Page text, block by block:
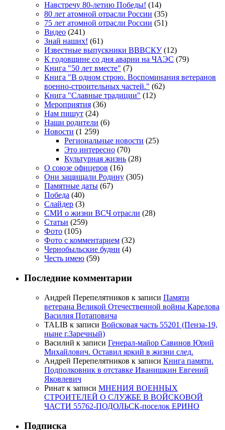
Навстречу 80-летию Победы! (14)
80 лет атомной отрасли России (35)
75 лет атомной отрасли России (51)
Видео (241)
Знай наших! (61)
Известные выпускники ВВВСКУ(12)
К годовщине со дня аварии на ЧАЭС (79)
Книга "50 лет вместе" (7)
Книга "В одном строю. Воспоминания ветеранов
военно-строительных частей." (62)
Книга "Славные традиции" (12)
Мероприятия (36)
Нам пишут (24)
Наши родители (6)
Новости (1 259)
Региональные новости (25)
Это интересно (70)
Культурная жизнь (28)
О союзе офицеров (16)
Они защищали Родину (305)
Памятные даты (67)
Победа (40)
Слайдер (3)
СМИ о жизни ВСЧ отрасли (28)
Статьи (259)
Фото (105)
Фото с комментарием (32)
Чернобыльские будни (4)
Честь имею (59)
Последние комментарии
Андрей Перепелятников к записи Памяти
ветерана Великой Отечественной войны Карелова
Василия Потаповича
TALIB к записи Войсковая часть 55201 (Пенза-19,
ныне г.Заречный)
Василий к записи Генерал-майор Савинов Юрий
Михайлович. Оставил яркий в жизни след.
Андрей Перепелятников к записи Книга памяти.
Подполковник в отставке Иванишкин Евгений
Яковлевич
Ринат к записи МНЕНИЯ ВОЕННЫХ
СТРОИТЕЛЕЙ О СЛУЖБЕ В ВОЙСКОВОЙ
ЧАСТИ 55762-ПОДОЛЬСК-поселок ЕРИНО
Подписка